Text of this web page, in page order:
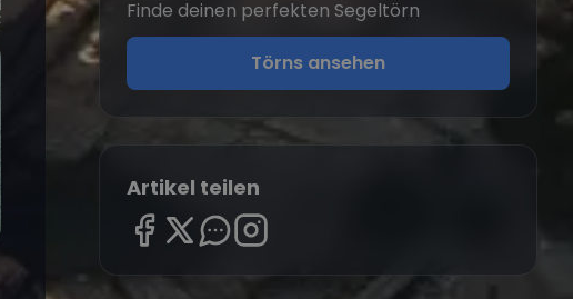
Finde deinen perfekten Segeltörn
Törns ansehen
Artikel teilen